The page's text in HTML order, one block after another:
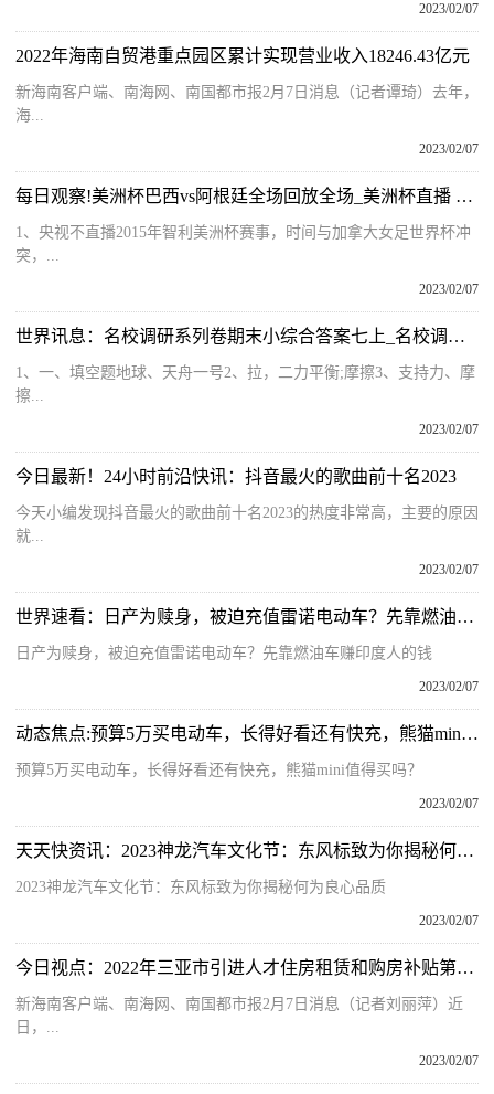
2023/02/07
2022年海南自贸港重点园区累计实现营业收入18246.43亿元
新海南客户端、南海网、南国都市报2月7日消息（记者谭琦）去年，
海...
2023/02/07
每日观察!美洲杯巴西vs阿根廷全场回放全场_美洲杯直播 阿根廷VS巴拉圭
1、央视不直播2015年智利美洲杯赛事，时间与加拿大女足世界杯冲
突，...
2023/02/07
世界讯息：名校调研系列卷期末小综合答案七上_名校调研系列卷
1、一、填空题地球、天舟一号2、拉，二力平衡;摩擦3、支持力、摩
擦...
2023/02/07
今日最新！24小时前沿快讯：抖音最火的歌曲前十名2023
今天小编发现抖音最火的歌曲前十名2023的热度非常高，主要的原因
就...
2023/02/07
世界速看：日产为赎身，被迫充值雷诺电动车？先靠燃油车赚印度人的钱
日产为赎身，被迫充值雷诺电动车？先靠燃油车赚印度人的钱
2023/02/07
动态焦点:预算5万买电动车，长得好看还有快充，熊猫mini值得买吗？
预算5万买电动车，长得好看还有快充，熊猫mini值得买吗？
2023/02/07
天天快资讯：2023神龙汽车文化节：东风标致为你揭秘何为良心品质
2023神龙汽车文化节：东风标致为你揭秘何为良心品质
2023/02/07
今日视点：2022年三亚市引进人才住房租赁和购房补贴第十二批已发放
新海南客户端、南海网、南国都市报2月7日消息（记者刘丽萍）近
日，...
2023/02/07